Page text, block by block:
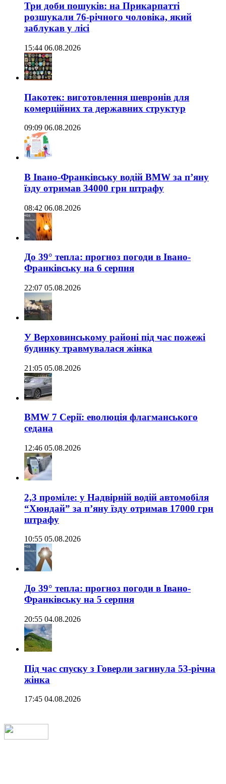
Три доби пошуків: на Прикарпатті
розшукали 76-річного чоловіка, який
заблукав у лісі
15:44 06.08.2026
Пакотек: виготовлення шевронів для
комерційних та державних структур
09:09 06.08.2026
В Івано-Франківську водій BMW за п’яну
їзду отримав 34000 грн штрафу
08:42 06.08.2026
До 39° тепла: прогноз погоди в Івано-
Франківську на 6 серпня
22:07 05.08.2026
У Верховинському районі під час пожежі
будинку травмувалася жінка
21:05 05.08.2026
BMW 7 Серії: еволюція флагманського
седана
12:46 05.08.2026
2,3 проміле: у Надвірній водій автомобіля
“Хюндай” за п’яну їзду отримав 17000 грн
штрафу
10:55 05.08.2026
До 39° тепла: прогноз погоди в Івано-
Франківську на 5 серпня
20:55 04.08.2026
Під час спуску з Говерли загинула 53-річна
жінка
17:45 04.08.2026